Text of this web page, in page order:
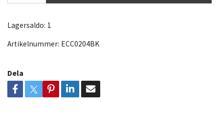
Lagersaldo: 1
Artikelnummer: ECC0204BK
Dela